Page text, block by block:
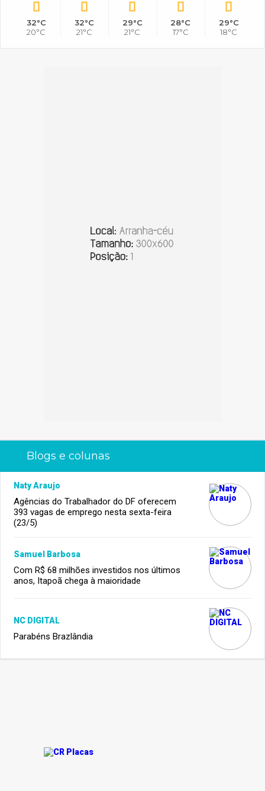
32°C
20°C
32°C
21°C
29°C
21°C
28°C
17°C
29°C
18°C
Blogs e colunas
Naty Araujo
Agências do Trabalhador do DF oferecem
393 vagas de emprego nesta sexta-feira
(23/5)
Samuel Barbosa
Com R$ 68 milhões investidos nos últimos
anos, Itapoã chega à maioridade
NC DIGITAL
Parabéns Brazlândia